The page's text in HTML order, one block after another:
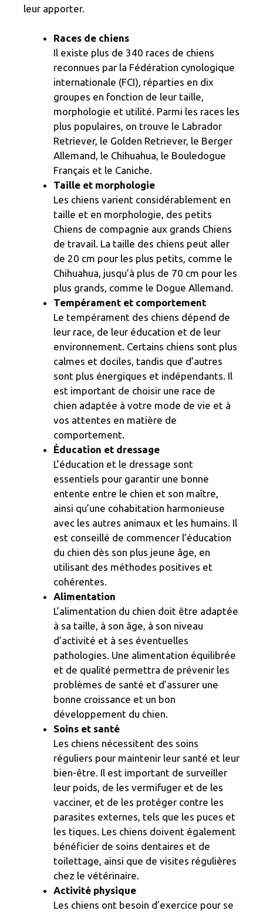
leur apporter.
Races de chiens
Il existe plus de 340 races de chiens
reconnues par la Fédération cynologique
internationale (FCI), réparties en dix
groupes en fonction de leur taille,
morphologie et utilité. Parmi les races les
plus populaires, on trouve le Labrador
Retriever, le Golden Retriever, le Berger
Allemand, le Chihuahua, le Bouledogue
Français et le Caniche.
Taille et morphologie
Les chiens varient considérablement en
taille et en morphologie, des petits
Chiens de compagnie aux grands Chiens
de travail. La taille des chiens peut aller
de 20 cm pour les plus petits, comme le
Chihuahua, jusqu’à plus de 70 cm pour les
plus grands, comme le Dogue Allemand.
Tempérament et comportement
Le tempérament des chiens dépend de
leur race, de leur éducation et de leur
environnement. Certains chiens sont plus
calmes et dociles, tandis que d’autres
sont plus énergiques et indépendants. Il
est important de choisir une race de
chien adaptée à votre mode de vie et à
vos attentes en matière de
comportement.
Éducation et dressage
L’éducation et le dressage sont
essentiels pour garantir une bonne
entente entre le chien et son maître,
ainsi qu’une cohabitation harmonieuse
avec les autres animaux et les humains. Il
est conseillé de commencer l’éducation
du chien dès son plus jeune âge, en
utilisant des méthodes positives et
cohérentes.
Alimentation
L’alimentation du chien doit être adaptée
à sa taille, à son âge, à son niveau
d’activité et à ses éventuelles
pathologies. Une alimentation équilibrée
et de qualité permettra de prévenir les
problèmes de santé et d’assurer une
bonne croissance et un bon
développement du chien.
Soins et santé
Les chiens nécessitent des soins
réguliers pour maintenir leur santé et leur
bien-être. Il est important de surveiller
leur poids, de les vermifuger et de les
vacciner, et de les protéger contre les
parasites externes, tels que les puces et
les tiques. Les chiens doivent également
bénéficier de soins dentaires et de
toilettage, ainsi que de visites régulières
chez le vétérinaire.
Activité physique
Les chiens ont besoin d’exercice pour se